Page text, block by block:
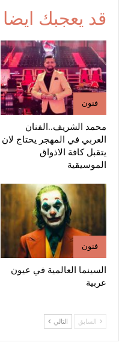
قد يعجبك ايضا
فنون
محمد الشريف..الفنان
العربي في المهجر يحتاج لان
يتقبل كافة الاذواق
الموسيقية
فنون
السينما العالمية في عيون
عربية
السابق التالي